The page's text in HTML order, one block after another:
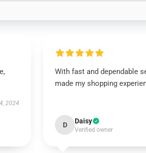
2024
With fast and dependable
made my shopping
D Daisy
Verified owner